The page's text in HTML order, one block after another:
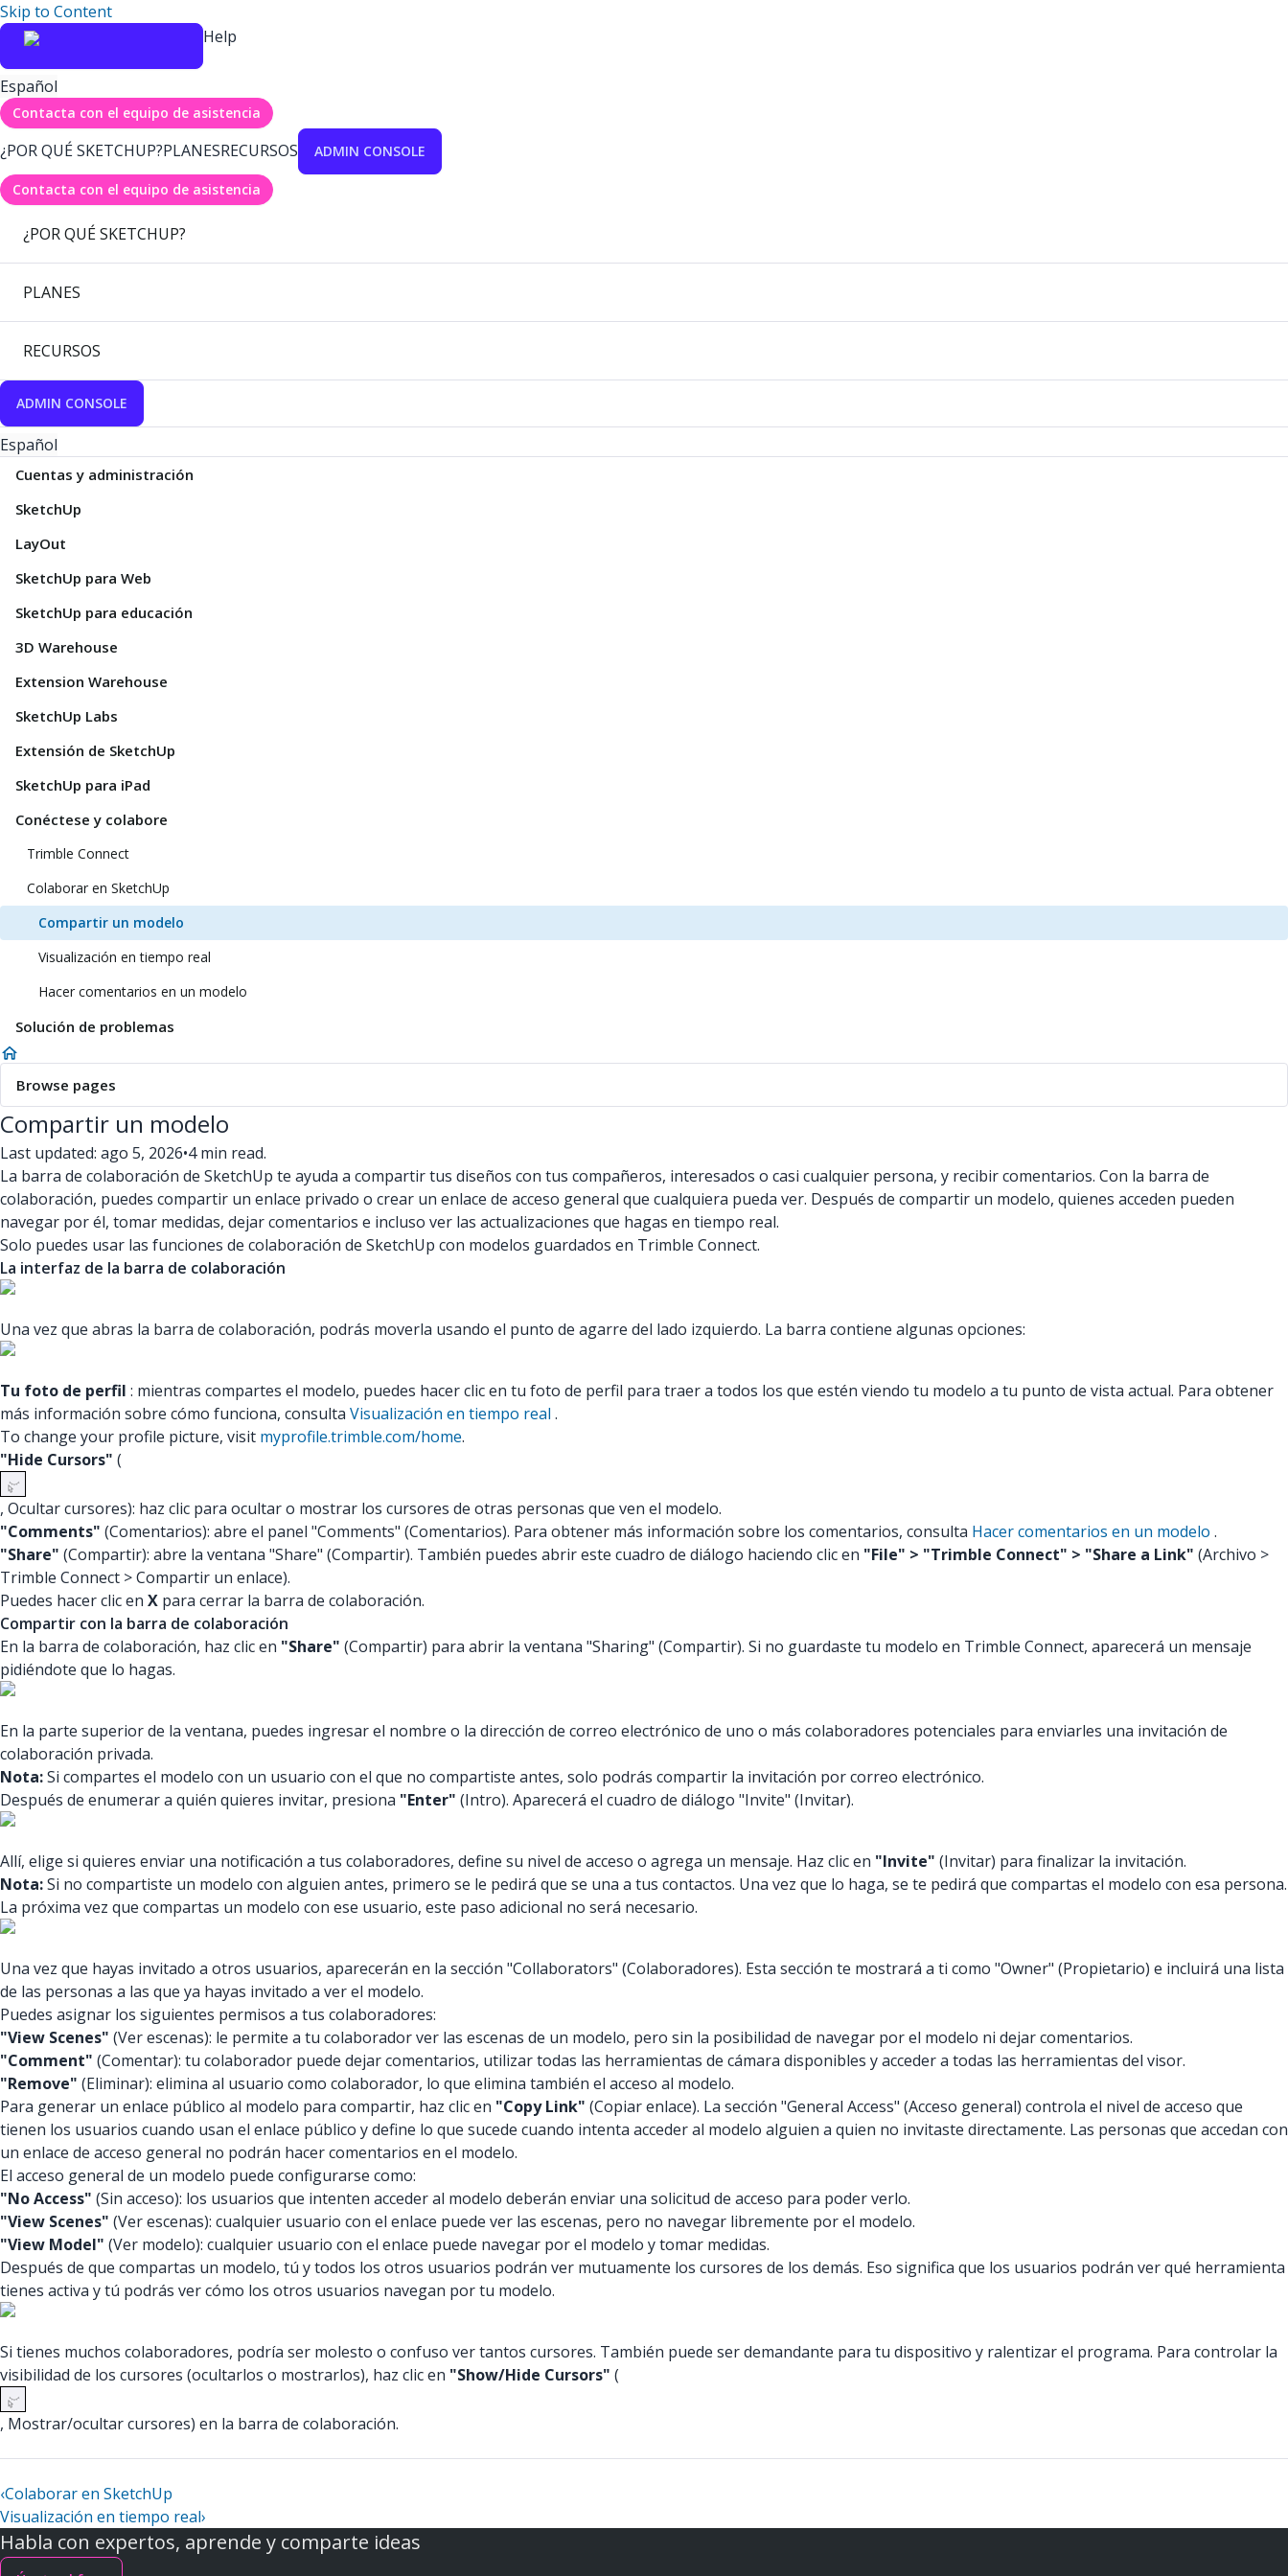
Skip to Content
Help
Español
Contacta con el equipo de asistencia
¿POR QUÉ SKETCHUP?PLANESRECURSOS ADMIN CONSOLE
Contacta con el equipo de asistencia
¿POR QUÉ SKETCHUP?
PLANES
RECURSOS
ADMIN CONSOLE
Español
Cuentas y administración
SketchUp
LayOut
SketchUp para Web
SketchUp para educación
3D Warehouse
Extension Warehouse
SketchUp Labs
Extensión de SketchUp
SketchUp para iPad
Conéctese y colabore
Trimble Connect
Colaborar en SketchUp
Compartir un modelo
Visualización en tiempo real
Hacer comentarios en un modelo
Solución de problemas
Browse pages
Compartir un modelo
Last updated: ago 5, 2026•4 min read.
La barra de colaboración de SketchUp te ayuda a compartir tus diseños con tus compañeros, interesados o casi cualquier persona, y recibir comentarios. Con la barra de
colaboración, puedes compartir un enlace privado o crear un enlace de acceso general que cualquiera pueda ver. Después de compartir un modelo, quienes acceden pueden
navegar por él, tomar medidas, dejar comentarios e incluso ver las actualizaciones que hagas en tiempo real.
Solo puedes usar las funciones de colaboración de SketchUp con modelos guardados en Trimble Connect.
La interfaz de la barra de colaboración
Una vez que abras la barra de colaboración, podrás moverla usando el punto de agarre del lado izquierdo. La barra contiene algunas opciones:
Tu foto de perfil : mientras compartes el modelo, puedes hacer clic en tu foto de perfil para traer a todos los que estén viendo tu modelo a tu punto de vista actual. Para obtener
más información sobre cómo funciona, consulta Visualización en tiempo real .
To change your profile picture, visit myprofile.trimble.com/home.
"Hide Cursors" (
, Ocultar cursores): haz clic para ocultar o mostrar los cursores de otras personas que ven el modelo.
"Comments" (Comentarios): abre el panel "Comments" (Comentarios). Para obtener más información sobre los comentarios, consulta Hacer comentarios en un modelo .
"Share" (Compartir): abre la ventana "Share" (Compartir). También puedes abrir este cuadro de diálogo haciendo clic en "File" > "Trimble Connect" > "Share a Link" (Archivo >
Trimble Connect > Compartir un enlace).
Puedes hacer clic en X para cerrar la barra de colaboración.
Compartir con la barra de colaboración
En la barra de colaboración, haz clic en "Share" (Compartir) para abrir la ventana "Sharing" (Compartir). Si no guardaste tu modelo en Trimble Connect, aparecerá un mensaje
pidiéndote que lo hagas.
En la parte superior de la ventana, puedes ingresar el nombre o la dirección de correo electrónico de uno o más colaboradores potenciales para enviarles una invitación de
colaboración privada.
Nota:Si compartes el modelo con un usuario con el que no compartiste antes, solo podrás compartir la invitación por correo electrónico.
Después de enumerar a quién quieres invitar, presiona "Enter" (Intro). Aparecerá el cuadro de diálogo "Invite" (Invitar).
Allí, elige si quieres enviar una notificación a tus colaboradores, define su nivel de acceso o agrega un mensaje. Haz clic en "Invite" (Invitar) para finalizar la invitación.
Nota:Si no compartiste un modelo con alguien antes, primero se le pedirá que se una a tus contactos. Una vez que lo haga, se te pedirá que compartas el modelo con esa persona.
La próxima vez que compartas un modelo con ese usuario, este paso adicional no será necesario.
Una vez que hayas invitado a otros usuarios, aparecerán en la sección "Collaborators" (Colaboradores). Esta sección te mostrará a ti como "Owner" (Propietario) e incluirá una lista
de las personas a las que ya hayas invitado a ver el modelo.
Puedes asignar los siguientes permisos a tus colaboradores:
"View Scenes" (Ver escenas): le permite a tu colaborador ver las escenas de un modelo, pero sin la posibilidad de navegar por el modelo ni dejar comentarios.
"Comment" (Comentar): tu colaborador puede dejar comentarios, utilizar todas las herramientas de cámara disponibles y acceder a todas las herramientas del visor.
"Remove" (Eliminar): elimina al usuario como colaborador, lo que elimina también el acceso al modelo.
Para generar un enlace público al modelo para compartir, haz clic en "Copy Link" (Copiar enlace). La sección "General Access" (Acceso general) controla el nivel de acceso que
tienen los usuarios cuando usan el enlace público y define lo que sucede cuando intenta acceder al modelo alguien a quien no invitaste directamente. Las personas que accedan con
un enlace de acceso general no podrán hacer comentarios en el modelo.
El acceso general de un modelo puede configurarse como:
"No Access" (Sin acceso): los usuarios que intenten acceder al modelo deberán enviar una solicitud de acceso para poder verlo.
"View Scenes" (Ver escenas): cualquier usuario con el enlace puede ver las escenas, pero no navegar libremente por el modelo.
"View Model" (Ver modelo): cualquier usuario con el enlace puede navegar por el modelo y tomar medidas.
Después de que compartas un modelo, tú y todos los otros usuarios podrán ver mutuamente los cursores de los demás. Eso significa que los usuarios podrán ver qué herramienta
tienes activa y tú podrás ver cómo los otros usuarios navegan por tu modelo.
Si tienes muchos colaboradores, podría ser molesto o confuso ver tantos cursores. También puede ser demandante para tu dispositivo y ralentizar el programa. Para controlar la
visibilidad de los cursores (ocultarlos o mostrarlos), haz clic en "Show/Hide Cursors" (
, Mostrar/ocultar cursores) en la barra de colaboración.
‹Colaborar en SketchUp
Visualización en tiempo real›
Habla con expertos, aprende y comparte ideas